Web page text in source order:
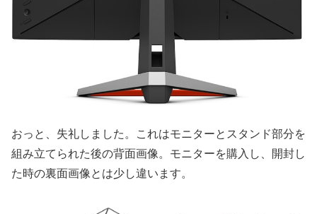
おっと、失礼しました。これはモニターとスタンド部分を
組み立てられた後の背面画像。モニターを購入し、開封し
た時の裏面画像とは少し違います。